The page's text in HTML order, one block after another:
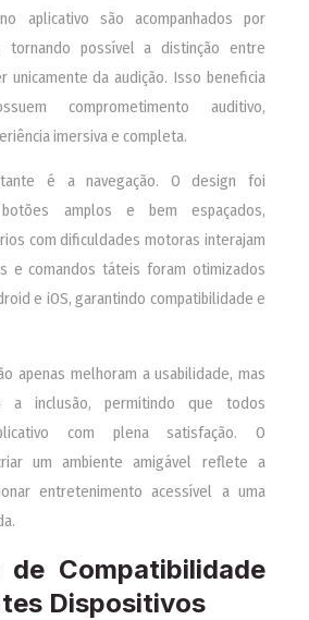
aplicativo são acompanhados por
tornando possível a distinção entre
unicamente da audição. Isso beneficia
comprometimento auditivo,
imersiva e completa.
é a navegação. O design foi
amplos e bem espaçados,
com dificuldades motoras interajam
e comandos táteis foram otimizados
e iOS, garantindo compatibilidade e
apenas melhoram a usabilidade, mas
a inclusão, permitindo que todos
com plena satisfação. O
um ambiente amigável reflete a
entretenimento acessível a uma
de Compatibilidade
Dispositivos